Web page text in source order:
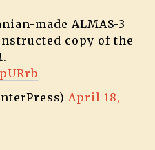
made ALMAS-3
copy of the
April 18,